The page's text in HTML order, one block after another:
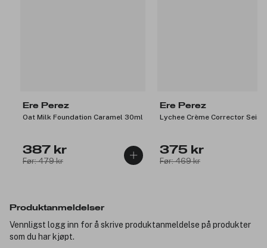
Ere Perez
Oat Milk Foundation Caramel 30ml
387 kr
Før: 479 kr
Ere Perez
Lychee Crème Corrector Seis
375 kr
Før: 469 kr
Produktanmeldelser
Vennligst logg inn for å skrive produktanmeldelse på produkter
som du har kjøpt.